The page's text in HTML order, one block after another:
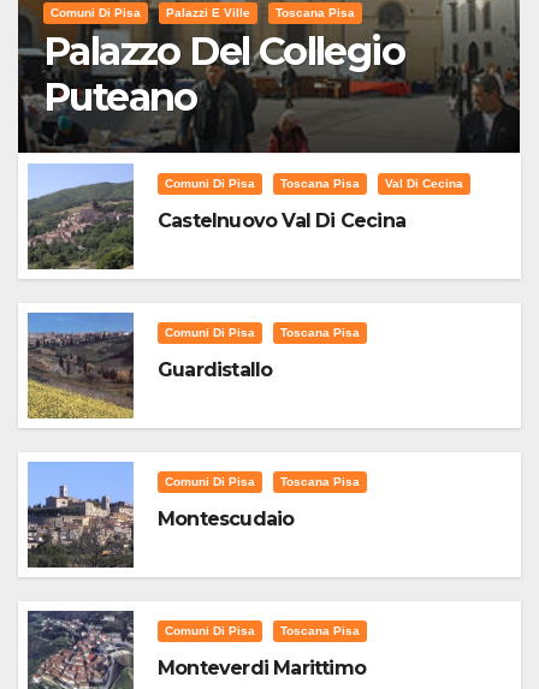
Comuni Di Pisa Palazzi E Ville Toscana Pisa
Palazzo Del Collegio
Puteano
Comuni Di Pisa Toscana Pisa Val Di Cecina
Castelnuovo Val Di Cecina
Comuni Di Pisa Toscana Pisa
Guardistallo
Comuni Di Pisa Toscana Pisa
Montescudaio
Comuni Di Pisa Toscana Pisa
Monteverdi Marittimo